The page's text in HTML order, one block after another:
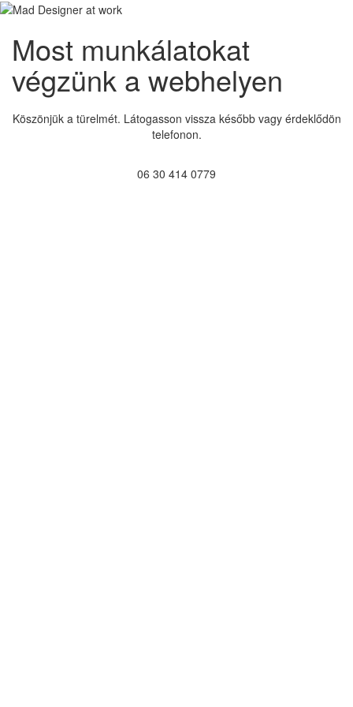
Most munkálatokat
végzünk a webhelyen
Köszönjük a türelmét. Látogasson vissza később vagy érdeklődön
telefonon.
06 30 414 0779